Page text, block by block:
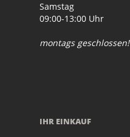
Samstag
09:00-13:00 Uhr
montags geschlossen!
IHR EINKAUF